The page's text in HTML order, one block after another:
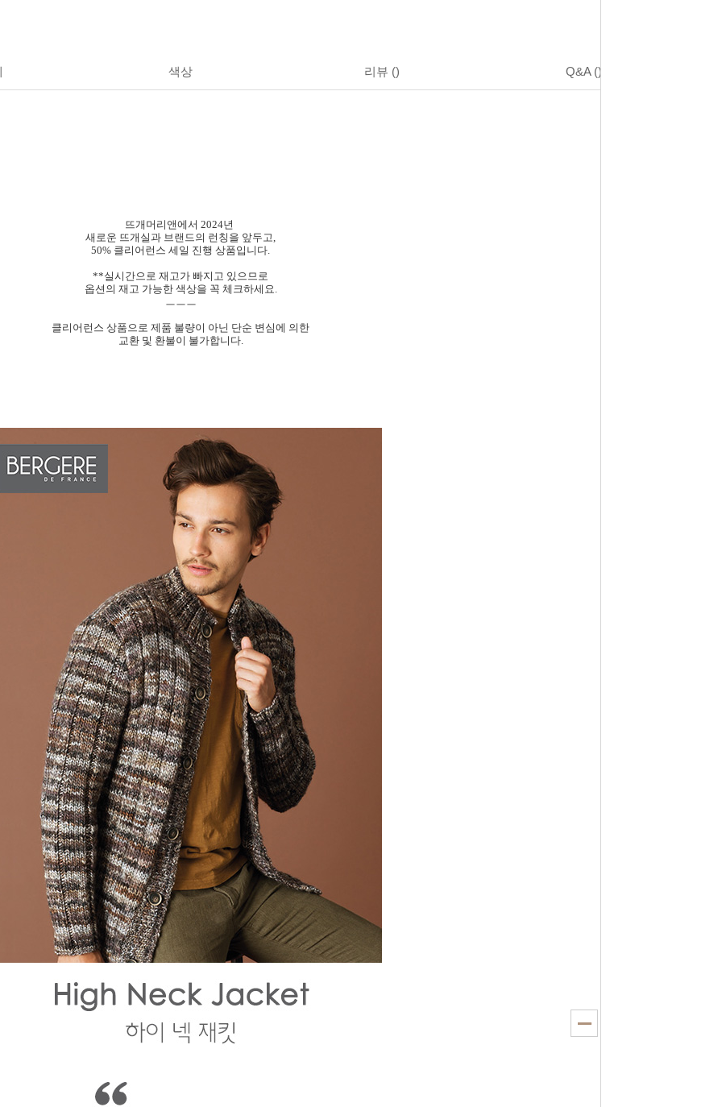
색상 리뷰 () Q&A ()
뜨개머리앤에서 2024년
새로운 뜨개실과 브랜드의 런칭을 앞두고,​
50% 클리어런스 세일 진행 상품입니다.
**실시간으로 재고가 빠지고 있으므로
옵션의 재고 가능한 색상을 꼭 체크하세요.
ㅡㅡㅡ
클리어런스 상품으로 제품 불량이 아닌 단순 변심에 의한
교환 및 환불이 불가합니다.